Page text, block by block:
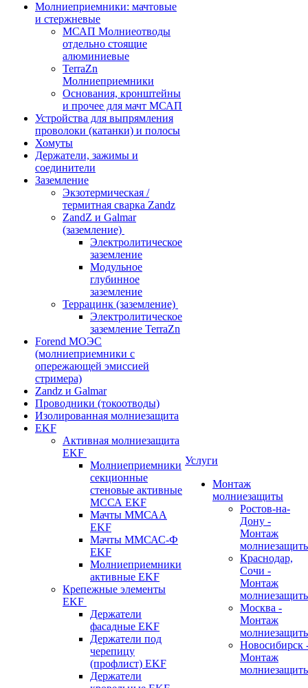
Молниеприемники: мачтовые
и стержневые
МСАП Молниеотводы
отдельно стоящие
алюминиевые
TerraZn
Молниеприемники
Основания, кронштейны
и прочее для мачт МСАП
Устройства для выпрямления
проволоки (катанки) и полосы
Хомуты
Держатели, зажимы и
соединители
Заземление
Экзотермическая /
термитная сварка Zandz
ZandZ и Galmar
(заземление)
Электролитическое
заземление
Модульное
глубинное
заземление
Террацинк (заземление)
Электролитическое
заземление TerraZn
Forend МОЭС
(молниеприемники с
опережающей эмиссией
стримера)
Zandz и Galmar
Проводники (токоотводы)
Изолированная молниезащита
EKF
Активная молниезащита
EKF
Молниеприемники
секционные
стеновые активные
МССА EKF
Мачты ММСАА
EKF
Мачты ММСАС-Ф
EKF
Молниеприемники
активные EKF
Крепежные элементы
EKF
Держатели
фасадные EKF
Держатели под
черепицу
(профлист) EKF
Держатели
Услуги
Монтаж
молниезащиты
Ростов-на-
Дону -
Монтаж
Краснодар,
Сочи -
Монтаж
Москва -
Монтаж
Новосибирск
Монтаж